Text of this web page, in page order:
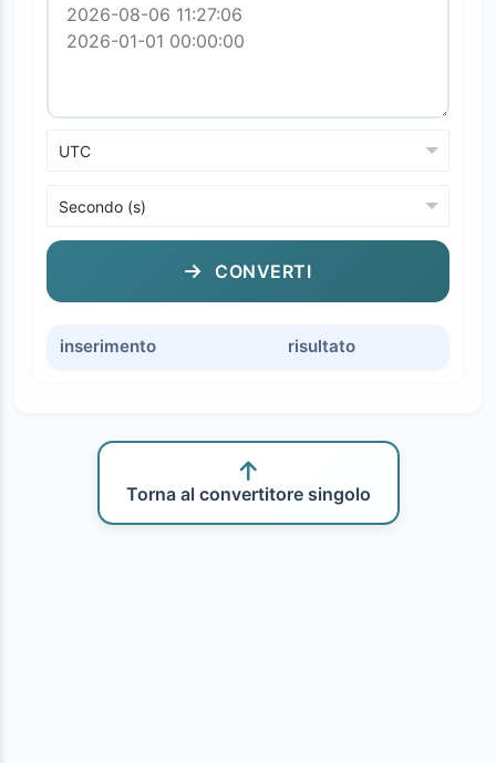
CONVERTI
inserimento risultato
Torna al convertitore singolo